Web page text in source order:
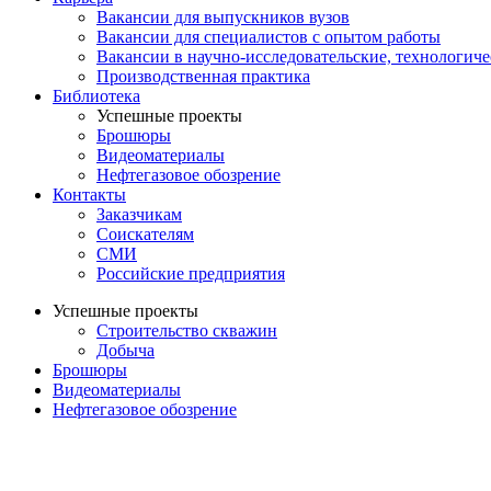
Вакансии для выпускников вузов
Вакансии для специалистов с опытом работы
Вакансии в научно-исследовательские,
Производственная практика
Библиотека
Успешные проекты
Брошюры
Видеоматериалы
Нефтегазовое обозрение
Контакты
Заказчикам
Соискателям
СМИ
Российские предприятия
Успешные проекты
Строительство скважин
Добыча
Брошюры
Видеоматериалы
Нефтегазовое обозрение